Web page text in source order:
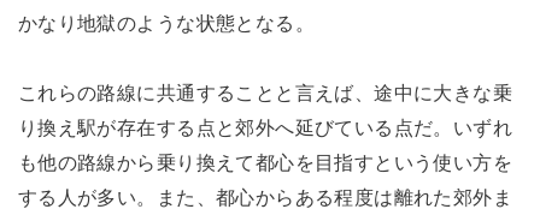
かなり地獄のような状態となる。
これらの路線に共通することと言えば、途中に大きな乗
り換え駅が存在する点と郊外へ延びている点だ。いずれ
も他の路線から乗り換えて都心を目指すという使い方を
する人が多い。また、都心からある程度は離れた郊外ま